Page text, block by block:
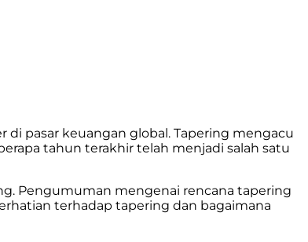
pasar keuangan global. Tapering mengacu
tahun terakhir telah menjadi salah satu
Pengumuman mengenai rencana tapering
terhadap tapering dan bagaimana